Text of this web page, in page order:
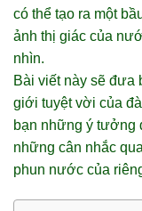
có thể tạo ra một
ảnh thị giác của
nhìn.
Bài viết này sẽ đưa
giới tuyệt vời của
bạn những ý tưởng
những cân nhắc
phun nước của